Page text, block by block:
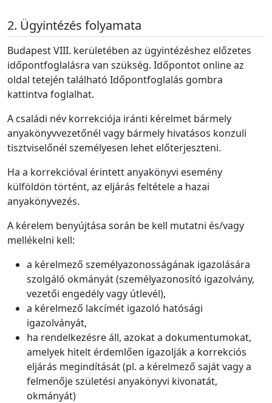
Ügyintézés folyamata
Budapest VIII. kerületében az ügyintézéshez előzetes
időpontfoglalásra van szükség. Időpontot online az
oldal tetején található Időpontfoglalás gombra
kattintva foglalhat.
A családi név korrekciója iránti kérelmet bármely
anyakönyvvezetőnél vagy bármely hivatásos konzuli
tisztviselőnél személyesen lehet előterjeszteni.
Ha a korrekcióval érintett anyakönyvi esemény
külföldön történt, az eljárás feltétele a hazai
anyakönyvezés.
A kérelem benyújtása során be kell mutatni és/vagy
mellékelni kell:
a kérelmező személyazonosságának igazolására
szolgáló okmányát (személyazonosító igazolvány,
vezetői engedély vagy útlevél),
a kérelmező lakcímét igazoló hatósági
igazolványát,
ha rendelkezésre áll, azokat a dokumentumokat,
amelyek hitelt érdemlően igazolják a korrekciós
eljárás megindítását (pl. a kérelmező saját vagy a
felmenője születési anyakönyvi kivonatát,
okmányát)